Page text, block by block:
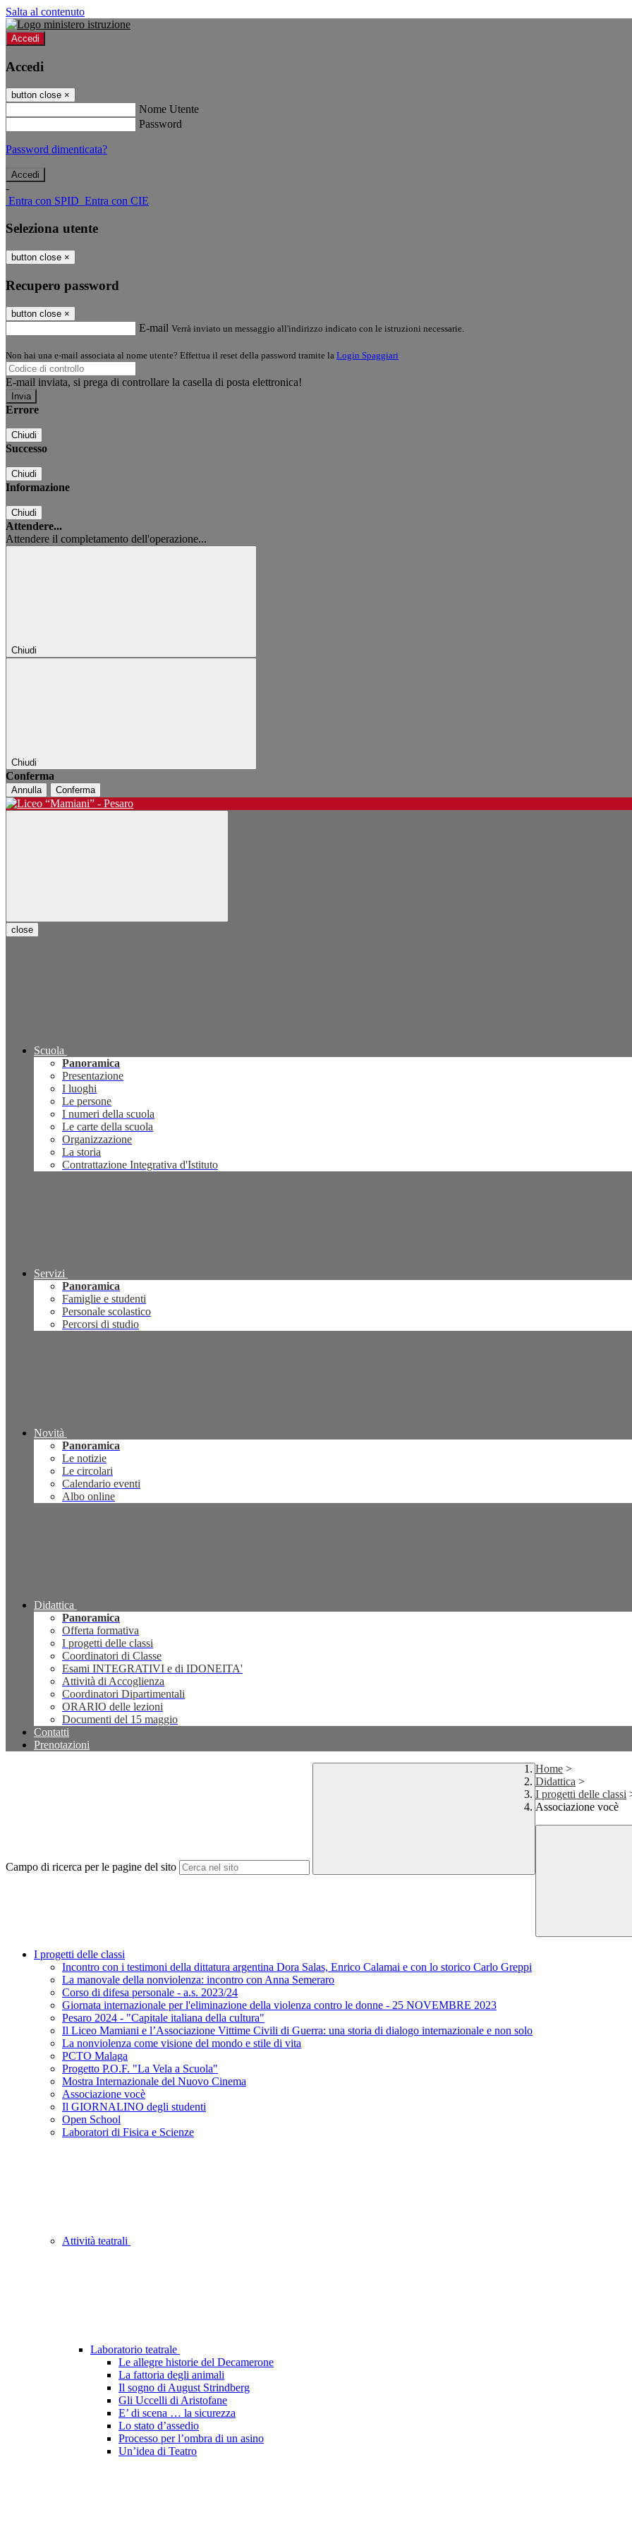
Salta al contenuto
Accedi
Accedi
button close ×
Nome Utente
Password
Password dimenticata?
-
Entra con SPID Entra con CIE
Seleziona utente
button close ×
Recupero password
button close ×
E-mail Verrà inviato un messaggio all'indirizzo indicato con le istruzioni necessarie.
Non hai una e-mail associata al nome utente? Effettua il reset della password tramite la Login Spaggiari
E-mail inviata, si prega di controllare la casella di posta elettronica!
Errore
Chiudi
Successo
Chiudi
Informazione
Chiudi
Attendere...
Attendere il completamento dell'operazione...
Chiudi
Chiudi
Conferma
Annulla Conferma
close
Scuola
Panoramica
Presentazione
I luoghi
Le persone
I numeri della scuola
Le carte della scuola
Organizzazione
La storia
Contrattazione Integrativa d'Istituto
Servizi
Panoramica
Famiglie e studenti
Personale scolastico
Percorsi di studio
Novità
Panoramica
Le notizie
Le circolari
Calendario eventi
Albo online
Didattica
Panoramica
Offerta formativa
I progetti delle classi
Coordinatori di Classe
Esami INTEGRATIVI e di IDONEITA'
Attività di Accoglienza
Coordinatori Dipartimentali
ORARIO delle lezioni
Documenti del 15 maggio
Contatti
Prenotazioni
Campo di ricerca per le pagine del sito
Home >
Didattica >
I progetti delle classi
Associazione vocè
I progetti delle classi
Incontro con i testimoni della dittatura argentina Dora Salas, Enrico Calamai e con lo storico Carlo Greppi
La manovale della nonviolenza: incontro con Anna Semeraro
Corso di difesa personale - a.s. 2023/24
Giornata internazionale per l'eliminazione della violenza contro le donne - 25 NOVEMBRE 2023
Pesaro 2024 - "Capitale italiana della cultura"
Il Liceo Mamiani e l’Associazione Vittime Civili di Guerra: una storia di dialogo internazionale e non solo
La nonviolenza come visione del mondo e stile di vita
PCTO Malaga
Progetto P.O.F. "La Vela a Scuola"
Mostra Internazionale del Nuovo Cinema
Associazione vocè
Il GIORNALINO degli studenti
Open School
Laboratori di Fisica e Scienze
Attività teatrali
Laboratorio teatrale
Le allegre historie del Decamerone
La fattoria degli animali
Il sogno di August Strindberg
Gli Uccelli di Aristofane
E’ di scena … la sicurezza
Lo stato d’assedio
Processo per l’ombra di un asino
Un’idea di Teatro